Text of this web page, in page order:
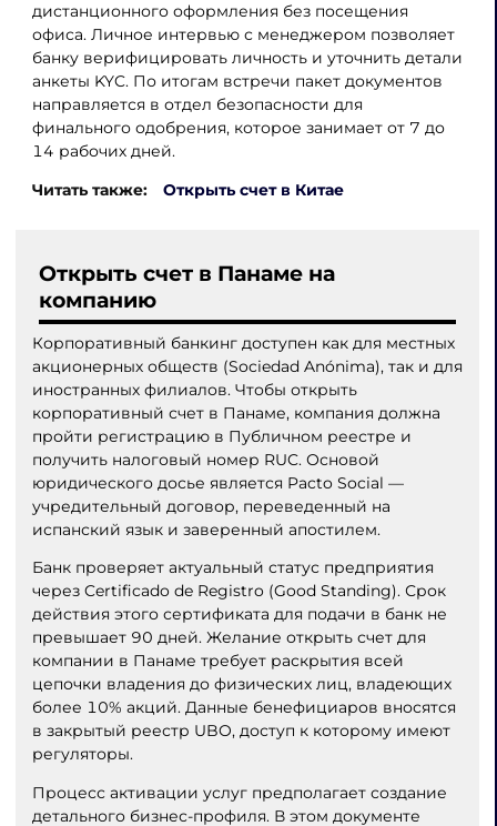
дистанционного оформления без посещения
офиса. Личное интервью с менеджером позволяет
банку верифицировать личность и уточнить детали
анкеты KYC. По итогам встречи пакет документов
направляется в отдел безопасности для
финального одобрения, которое занимает от 7 до
14 рабочих дней.
Читать также: Открыть счет в Китае
Открыть счет в Панаме на
компанию
Корпоративный банкинг доступен как для местных
акционерных обществ (Sociedad Anónima), так и для
иностранных филиалов. Чтобы открыть
корпоративный счет в Панаме, компания должна
пройти регистрацию в Публичном реестре и
получить налоговый номер RUC. Основой
юридического досье является Pacto Social —
учредительный договор, переведенный на
испанский язык и заверенный апостилем.
Банк проверяет актуальный статус предприятия
через Certificado de Registro (Good Standing). Срок
действия этого сертификата для подачи в банк не
превышает 90 дней. Желание открыть счет для
компании в Панаме требует раскрытия всей
цепочки владения до физических лиц, владеющих
более 10% акций. Данные бенефициаров вносятся
в закрытый реестр UBO, доступ к которому имеют
регуляторы.
Процесс активации услуг предполагает создание
детального бизнес-профиля. В этом документе